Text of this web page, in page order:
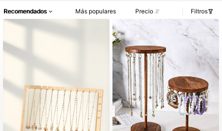
Recomendados Más populares Precio Filtros